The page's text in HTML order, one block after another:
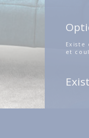
Existe
et